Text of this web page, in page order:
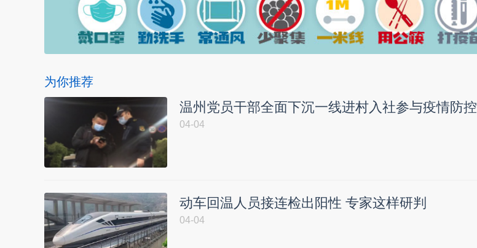
为你推荐
温州党员干部全面下沉一线进村入社参与疫情防控
04-04
动车回温人员接连检出阳性 专家这样研判
04-04